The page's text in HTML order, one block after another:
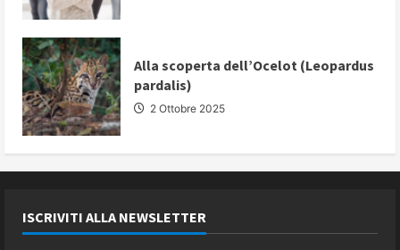
Alla scoperta dell’Ocelot (Leopardus
pardalis)
2 Ottobre 2025
ISCRIVITI ALLA NEWSLETTER